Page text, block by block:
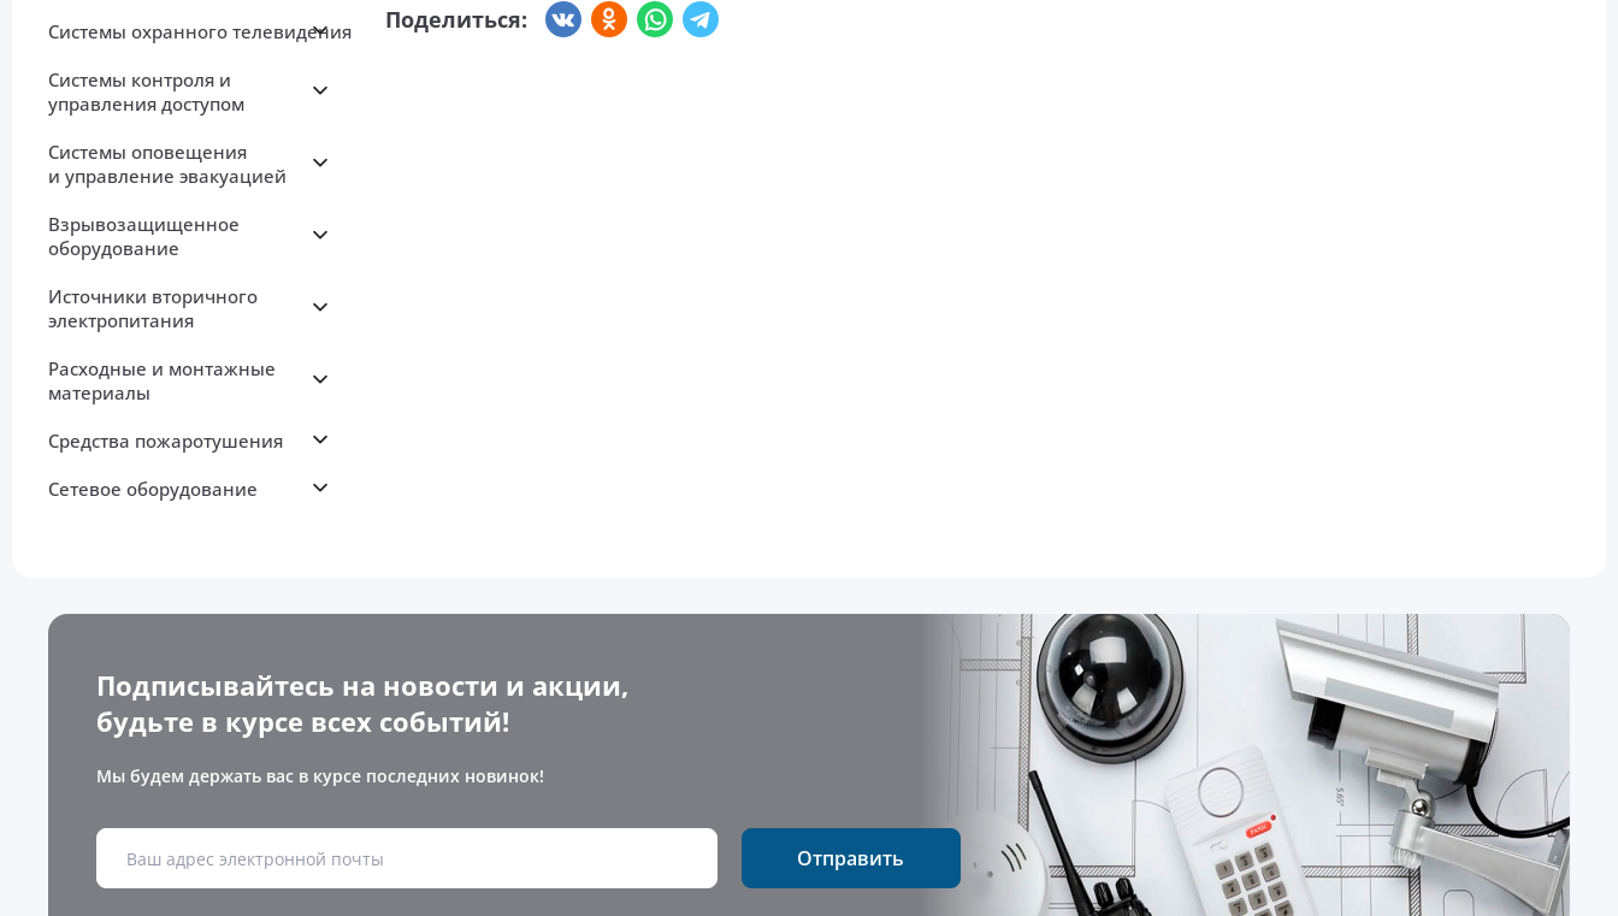
Поделиться:
Системы охранного телевидения
Системы контроля и
управления доступом
Системы оповещения
и управление эвакуацией
Взрывозащищенное
оборудование
Источники вторичного
электропитания
Расходные и монтажные
материалы
Средства пожаротушения
Сетевое оборудование
Подписывайтесь на новости и акции,
будьте в курсе всех событий!
Мы будем держать вас в курсе последних новинок!
Отправить